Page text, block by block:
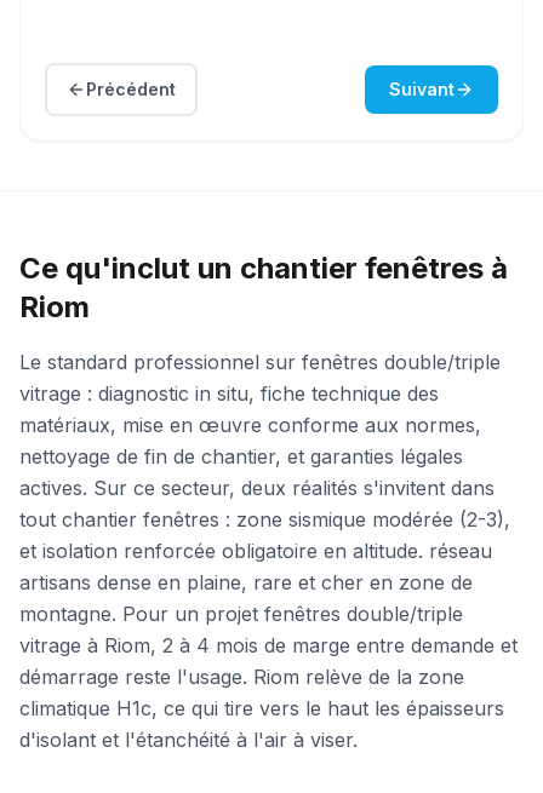
Précédent Suivant
Ce qu'inclut un chantier fenêtres à
Riom
Le standard professionnel sur fenêtres double/triple
vitrage : diagnostic in situ, fiche technique des
matériaux, mise en œuvre conforme aux normes,
nettoyage de fin de chantier, et garanties légales
actives. Sur ce secteur, deux réalités s'invitent dans
tout chantier fenêtres : zone sismique modérée (2-3),
et isolation renforcée obligatoire en altitude. réseau
artisans dense en plaine, rare et cher en zone de
montagne. Pour un projet fenêtres double/triple
vitrage à Riom, 2 à 4 mois de marge entre demande et
démarrage reste l'usage. Riom relève de la zone
climatique H1c, ce qui tire vers le haut les épaisseurs
d'isolant et l'étanchéité à l'air à viser.